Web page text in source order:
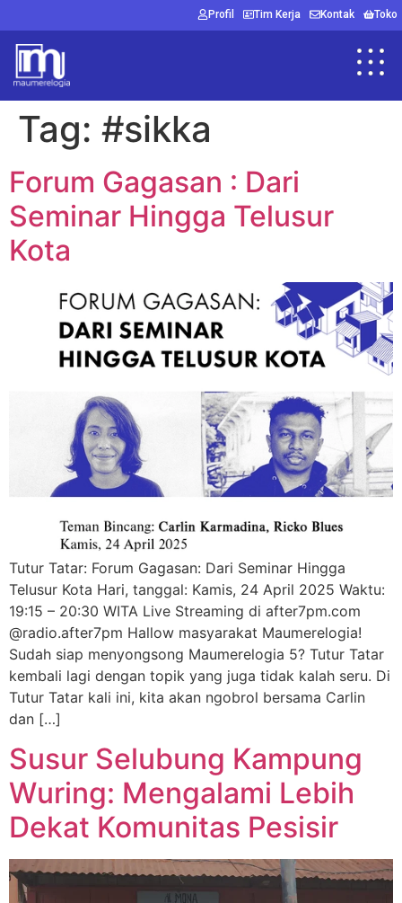
Toko
Kontak
Tim Kerja
Profil
Tag: #sikka
Forum Gagasan : Dari
Seminar Hingga Telusur
Kota
Tutur Tatar: Forum Gagasan: Dari Seminar Hingga
Telusur Kota Hari, tanggal: Kamis, 24 April 2025 Waktu:
19:15 – 20:30 WITA Live Streaming di after7pm.com
@radio.after7pm Hallow masyarakat Maumerelogia!
Sudah siap menyongsong Maumerelogia 5? Tutur Tatar
kembali lagi dengan topik yang juga tidak kalah seru. Di
Tutur Tatar kali ini, kita akan ngobrol bersama Carlin
dan […]
Susur Selubung Kampung
Wuring: Mengalami Lebih
Dekat Komunitas Pesisir